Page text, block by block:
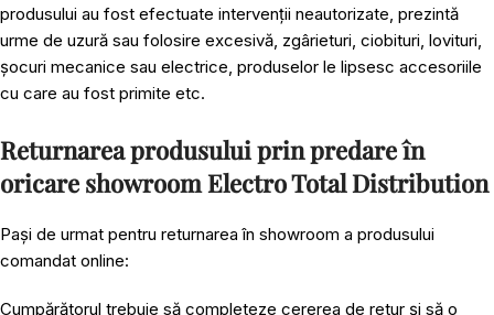
produsului au fost efectuate intervenții neautorizate, prezintă
urme de uzură sau folosire excesivă, zgârieturi, ciobituri, lovituri,
șocuri mecanice sau electrice, produselor le lipsesc accesoriile
cu care au fost primite etc.
Returnarea produsului prin predare în
oricare showroom Electro Total Distribution
Pași de urmat pentru returnarea în showroom a produsului
comandat online:
Cumpărătorul trebuie să completeze cererea de retur și să o